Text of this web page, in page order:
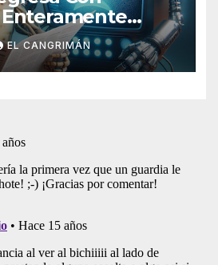
Inteligencia
EL CANGRIMÁN